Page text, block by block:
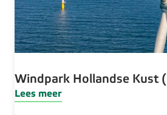
Windpark Hollandse Kust
Lees meer